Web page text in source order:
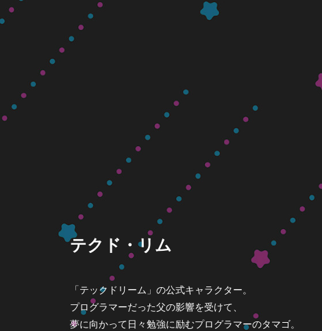
テクド・リム
「テックドリーム」の公式キャラクター。
プログラマーだった父の影響を受けて、
夢に向かって日々勉強に励むプログラマーのタマゴ。